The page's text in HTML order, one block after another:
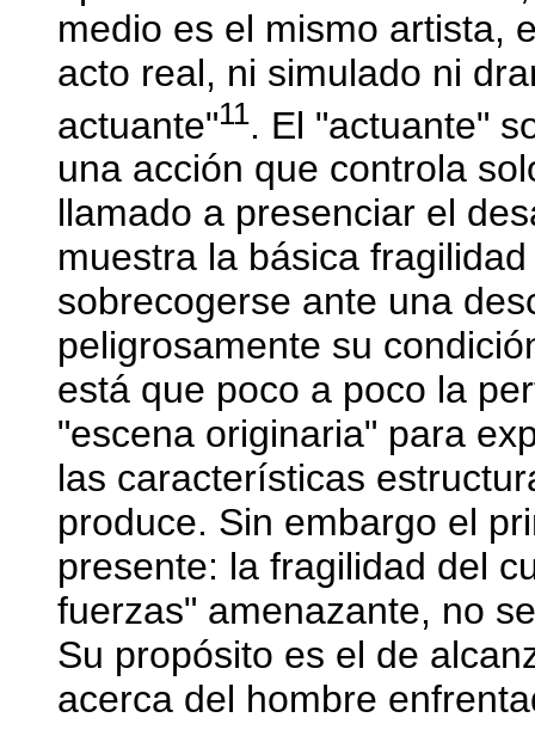
medio es el mismo artista,
acto real, ni simulado ni
actuante"11. El "actuante"
una acción que controla
llamado a presenciar el
muestra la básica
sobrecogerse ante una
peligrosamente su
está que poco a poco la
"escena originaria" para
las características
produce. Sin embargo el
presente: la fragilidad del
fuerzas" amenazante, no
Su propósito es el de
acerca del hombre